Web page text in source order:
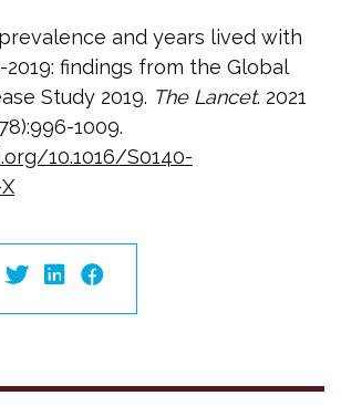
and years lived with
2019: findings from the Global
Study 2019. The Lancet. 2021
1009.
10.1016/S0140-